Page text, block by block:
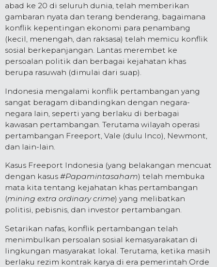
abad ke 20 di seluruh dunia, telah memberikan
gambaran nyata dan terang benderang, bagaimana
konflik kepentingan ekonomi para penambang
(kecil, menengah, dan raksasa) telah memicu konflik
sosial berkepanjangan. Lantas merembet ke
persoalan politik dan berbagai kejahatan khas
berupa rasuwah (dimulai dari suap).
Indonesia mengalami konflik pertambangan yang
sangat beragam dibandingkan dengan negara-
negara lain, seperti yang berlaku di berbagai
kawasan pertambangan. Terutama wilayah operasi
pertambangan Freeport, Vale (dulu Inco), Newmont,
dan lain-lain.
Kasus Freeport Indonesia (yang belakangan mencuat
dengan kasus #Papamintasaham) telah membuka
mata kita tentang kejahatan khas pertambangan
(mining extra ordinary crime) yang melibatkan
politisi, pebisnis, dan investor pertambangan.
Setarikan nafas, konflik pertambangan telah
menimbulkan persoalan sosial kemasyarakatan di
lingkungan masyarakat lokal. Terutama, ketika masih
berlaku rezim kontrak karya di era pemerintah Orde